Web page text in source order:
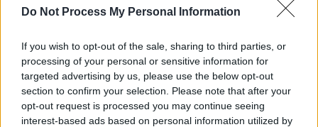
Do Not Process My Personal Information
If you wish to opt-out of the sale, sharing to third parties, or
processing of your personal or sensitive information for
targeted advertising by us, please use the below opt-out
section to confirm your selection. Please note that after your
opt-out request is processed you may continue seeing
interest-based ads based on personal information utilized by
Θρίαμβος των γυναικών τα φετινά
στην ταινία «Alcarras»
Όλα τα πρώτα βραβεία, σε όλα τα τμήματα,
πήγαν σε ταινίες γυναικών σκηνοθετών στη
φετινή Berlinale